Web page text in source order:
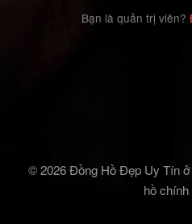
Bạn là quản trị viên?
© 2026 Đồng Hồ Đẹp Uy Tín
hồ chính